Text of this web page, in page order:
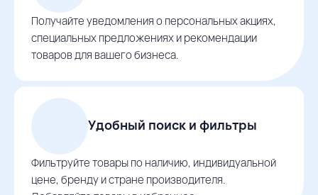
Получайте уведомления о персональных акциях,
специальных предложениях и рекомендации
товаров для вашего бизнеса.
Удобный поиск и фильтры
Фильтруйте товары по наличию, индивидуальной
цене, бренду и стране производителя.